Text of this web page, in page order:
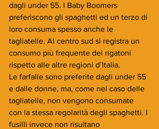
dagli under 55. I Baby Boomers
preferiscono gli spaghetti ed un terzo di
loro consuma spesso anche le
tagliatelle. Al centro sud si registra un
consumo più frequente dei rigatoni
rispetto alle altre regioni d’Italia.
Le farfalle sono preferite dagli under 55
e dalle donne, ma, come nel caso delle
tagliatelle, non vengono consumate
con la stessa regolarità degli spaghetti. I
fusilli invece non risultano